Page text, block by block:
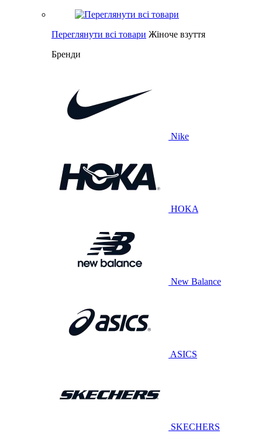
Переглянути всі товари Жіноче взуття
Бренди
Nike
HOKA
New Balance
ASICS
SKECHERS